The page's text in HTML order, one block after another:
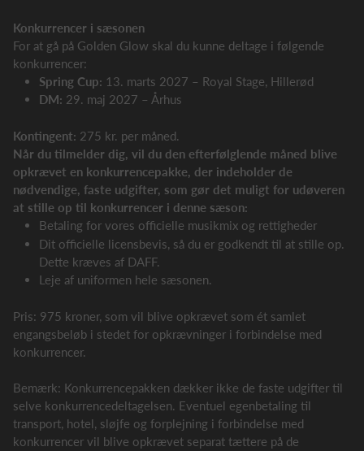
Konkurrencer i sæsonen
For at gå på Golden Glow skal du kunne deltage i følgende
konkurrencer:
Spring Cup: 13. marts 2027 – Royal Stage, Hillerød
DM: 29. maj 2027 – Århus
Kontingent: 275 kr. per måned.
Når du tilmelder dig, vil du den efterfølglende måned blive
opkrævet en konkurrencepakke, der indeholder de
nødvendige, faste udgifter, som gør det muligt for udøveren
at stille op til konkurrencer i denne sæson:
Betaling for vores officielle musikmix og rettigheder
Dit officielle licensbevis, så du er godkendt til at stille op.
Dette kræves af DAFF.
Leje af uniformen hele sæsonen.
Pris: 975 kroner, som vil blive opkrævet som ét samlet
engangsbeløb i stedet for opkrævninger i forbindelse med
konkurrencer.
Bemærk: Konkurrencepakken dækker ikke de faste udgifter til
selve konkurrencedeltagelsen. Eventuel egenbetaling til
transport, hotel, sløjfe og forplejning i forbindelse med
konkurrencer vil blive opkrævet separat tættere på de